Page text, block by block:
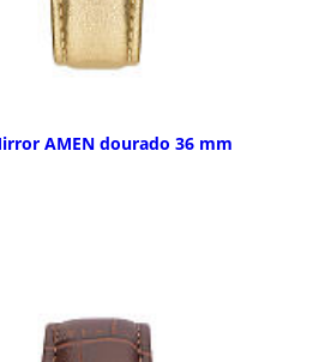
AMEN dourado 36 mm